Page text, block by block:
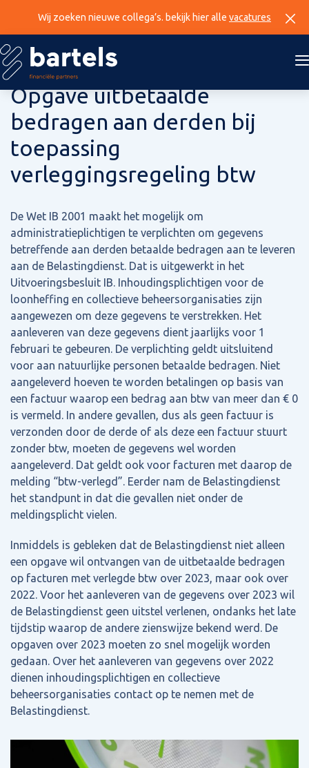
Wij zoeken nieuwe collega’s. bekijk hier alle vacatures
14 maart 2024
Opgave uitbetaalde
bedragen aan derden bij
toepassing
verleggingsregeling btw
De Wet IB 2001 maakt het mogelijk om
administratieplichtigen te verplichten om gegevens
betreffende aan derden betaalde bedragen aan te leveren
aan de Belastingdienst. Dat is uitgewerkt in het
Uitvoeringsbesluit IB. Inhoudingsplichtigen voor de
loonheffing en collectieve beheersorganisaties zijn
aangewezen om deze gegevens te verstrekken. Het
aanleveren van deze gegevens dient jaarlijks voor 1
februari te gebeuren. De verplichting geldt uitsluitend
voor aan natuurlijke personen betaalde bedragen. Niet
aangeleverd hoeven te worden betalingen op basis van
een factuur waarop een bedrag aan btw van meer dan € 0
is vermeld. In andere gevallen, dus als geen factuur is
verzonden door de derde of als deze een factuur stuurt
zonder btw, moeten de gegevens wel worden
aangeleverd. Dat geldt ook voor facturen met daarop de
melding “btw-verlegd”. Eerder nam de Belastingdienst
het standpunt in dat die gevallen niet onder de
meldingsplicht vielen.
Inmiddels is gebleken dat de Belastingdienst niet alleen
een opgave wil ontvangen van de uitbetaalde bedragen
op facturen met verlegde btw over 2023, maar ook over
2022. Voor het aanleveren van de gegevens over 2023 wil
de Belastingdienst geen uitstel verlenen, ondanks het late
tijdstip waarop de andere zienswijze bekend werd. De
opgaven over 2023 moeten zo snel mogelijk worden
gedaan. Over het aanleveren van gegevens over 2022
dienen inhoudingsplichtigen en collectieve
beheersorganisaties contact op te nemen met de
Belastingdienst.